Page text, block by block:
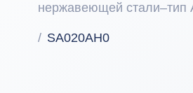
нержавеющей стали–тип
SA020AH0